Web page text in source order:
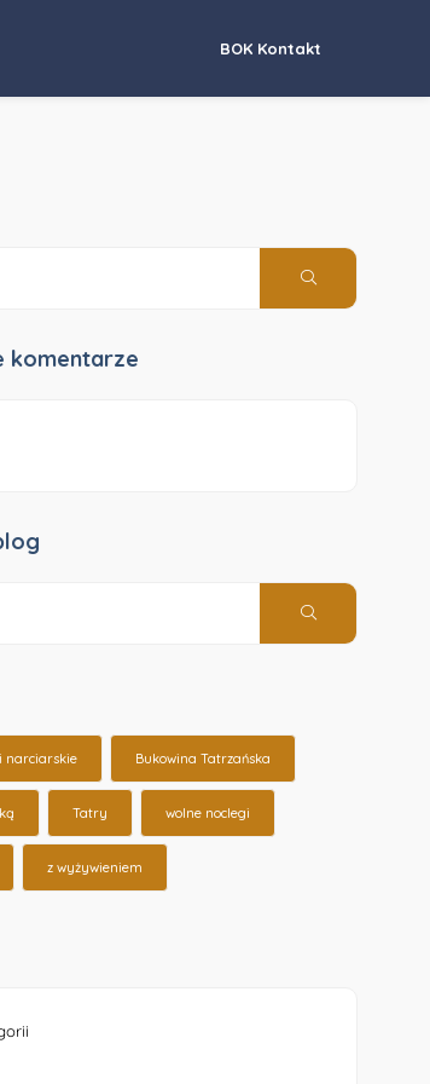
BOK Kontakt
komentarze
narciarskie Bukowina Tatrzańska
Tatry wolne noclegi
z wyżywieniem